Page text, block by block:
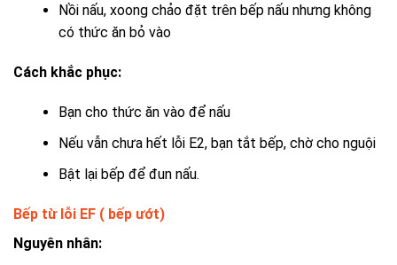
Nồi nấu, xoong chảo đặt trên bếp nấu nhưng không
có thức ăn bỏ vào
Cách khắc phục:
Bạn cho thức ăn vào để nấu
Nếu vẫn chưa hết lỗi E2, bạn tắt bếp, chờ cho nguội
Bật lại bếp để đun nấu.
Bếp từ lỗi EF ( bếp ướt)
Nguyên nhân: